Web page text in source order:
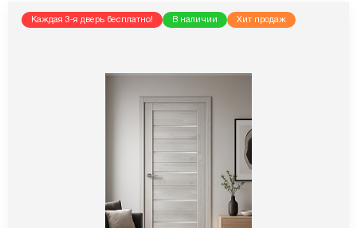
Каждая 3-я дверь бесплатно! В наличии Хит продаж